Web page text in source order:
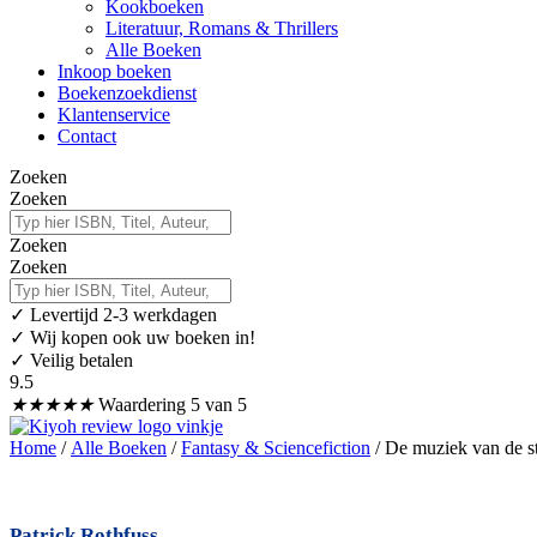
Kookboeken
Literatuur, Romans & Thrillers
Alle Boeken
Inkoop boeken
Boekenzoekdienst
Klantenservice
Contact
Zoeken
Zoeken
Zoeken
Zoeken
✓ Levertijd 2-3 werkdagen
✓ Wij kopen ook uw boeken in!
✓ Veilig betalen
9.5
★★★★★ Waardering 5 van 5
Home / Alle Boeken /Fantasy & Sciencefiction / De muziek van de